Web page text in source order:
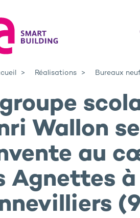
Réalisations Bureaux
Wallon se
au
Agnettes à